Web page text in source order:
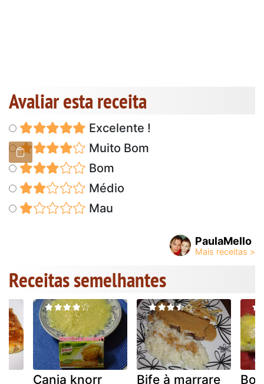
Avaliar esta receita
Excelente !
Muito Bom
Bom
Médio
Mau
PaulaMello
Receitas semelhantes
Canja knorr Bife à marrare